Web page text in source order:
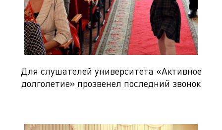
Для слушателей университета «Активное
долголетие» прозвенел последний звонок